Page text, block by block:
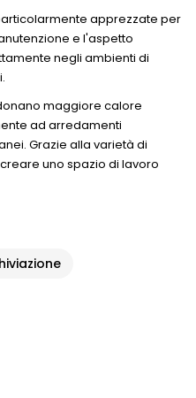
apprezzate per
e l'aspetto
negli ambienti di
maggiore calore
ad arredamenti
Grazie alla varietà di
uno spazio di lavoro